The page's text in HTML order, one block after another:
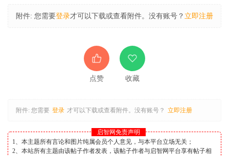
附件: 您需要登录才可以下载或查看附件。没有账号？ 立即注册
点赞 收藏
附件: 您需要 登录 才可以下载或查看附件。没有账号？ 立即注册
启智网免责声明
1、本主题所有言论和图片纯属会员个人意见，与本平台立场无关；
2、本站所有主题由该帖子作者发表，该帖子作者与启智网平台享有帖子相